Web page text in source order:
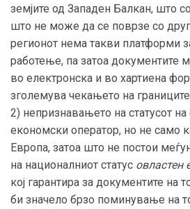
земјите од Западен Балкан, што
што не може да се поврзе со
регионот нема такви платформи
работење, па затоа документите
во електронска и во хартиена
зголемува чекањето на
2) непризнавањето на статусот на
економски оператор, но не само
Европа, затоа што не постои
на националниот статус овластен
кој гарантира за документите на
би значело брзо поминување на